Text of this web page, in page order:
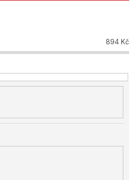
894 Kč